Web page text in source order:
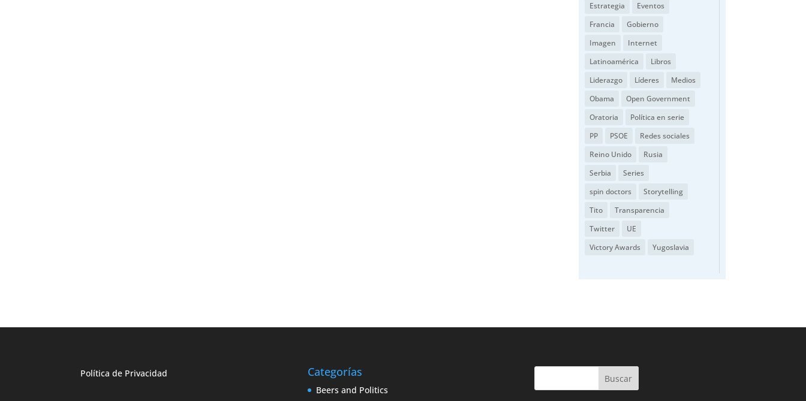
Estrategia
Eventos
Francia
Gobierno
Imagen
Internet
Latinoamérica
Libros
Liderazgo
Líderes
Medios
Obama
Open Government
Oratoria
Política en serie
PP
PSOE
Redes sociales
Reino Unido
Rusia
Serbia
Series
spin doctors
Storytelling
Tito
Transparencia
Twitter
UE
Victory Awards
Yugoslavia
Política de Privacidad Categorías
Beers and Politics